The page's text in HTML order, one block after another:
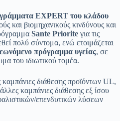
EXPERT του κλάδου
και βιομηχανικούς κινδύνους και
Sante Priorite για τις
πολύ σύντομα, ενώ ετοιμάζεται
πρόγραμμα υγείας, σε
του ιδιωτικού τομέα.
καμπάνιες διάθεσης προϊόντων UL,
καμπάνιες διάθεσης εξ ίσου
επενδυτικών λύσεων